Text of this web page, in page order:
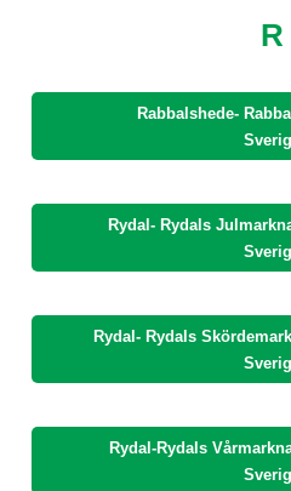
R
Rabbalshede-
Rydal- Rydals
Rydal- Rydals
Rydal-Rydals